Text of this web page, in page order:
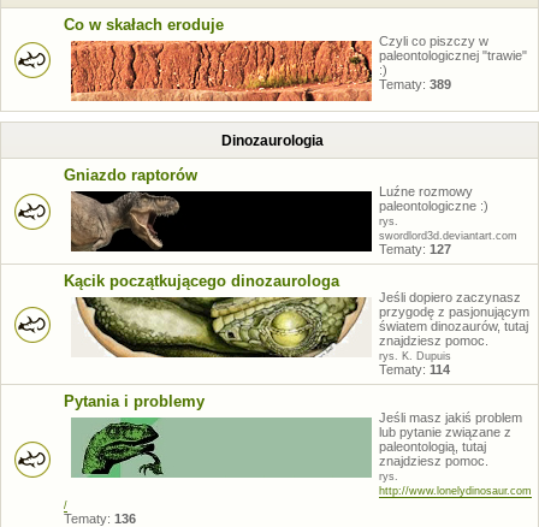
Co w skałach eroduje
Czyli co piszczy w
paleontologicznej "trawie"
:)
Tematy: 389
Dinozaurologia
Gniazdo raptorów
Luźne rozmowy
paleontologiczne :)
rys.
swordlord3d.deviantart.com
Tematy: 127
Kącik początkującego dinozaurologa
Jeśli dopiero zaczynasz
przygodę z pasjonującym
światem dinozaurów, tutaj
znajdziesz pomoc.
rys. K. Dupuis
Tematy: 114
Pytania i problemy
Jeśli masz jakiś problem
lub pytanie związane z
paleontologią, tutaj
znajdziesz pomoc.
rys.
http://www.lonelydinosaur.com
/
Tematy: 136